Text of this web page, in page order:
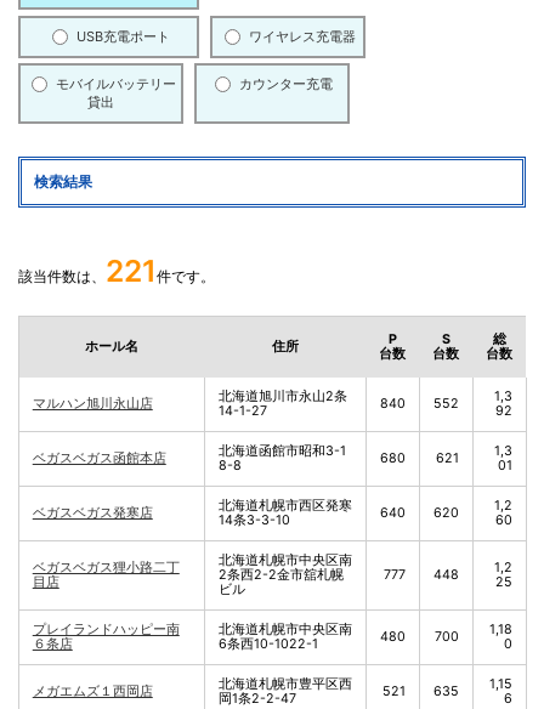
USB充電ポート ワイヤレス充電器
モバイルバッテリー
貸出
カウンター充電
検索結果
該当件数は、 221 件です。
ホール名 住所
P
台数
S
台数
総
台数
マルハン旭川永山店
北海道旭川市永山2条
14-1-27
840 552
1,3
92
ベガスベガス函館本店
北海道函館市昭和3-1
8-8
680 621
1,3
01
ベガスベガス発寒店
北海道札幌市西区発寒
14条3-3-10
640 620
1,2
60
ベガスベガス狸小路二丁
目店
北海道札幌市中央区南
2条西2-2金市舘札幌
ビル
777 448
1,2
25
プレイランドハッピー南
６条店
北海道札幌市中央区南
6条西10-1022-1
480 700
1,18
0
メガエムズ１西岡店
北海道札幌市豊平区西
岡1条2-2-47
521 635
1,15
6